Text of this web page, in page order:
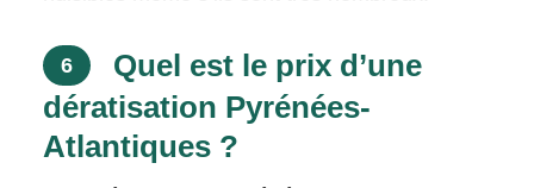
6
Quel est le prix d’une
dératisation Pyrénées-
Atlantiques ?